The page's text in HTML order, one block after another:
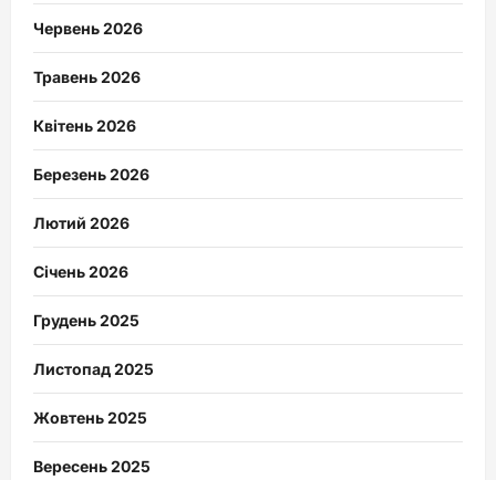
Червень 2026
Травень 2026
Квітень 2026
Березень 2026
Лютий 2026
Січень 2026
Грудень 2025
Листопад 2025
Жовтень 2025
Вересень 2025